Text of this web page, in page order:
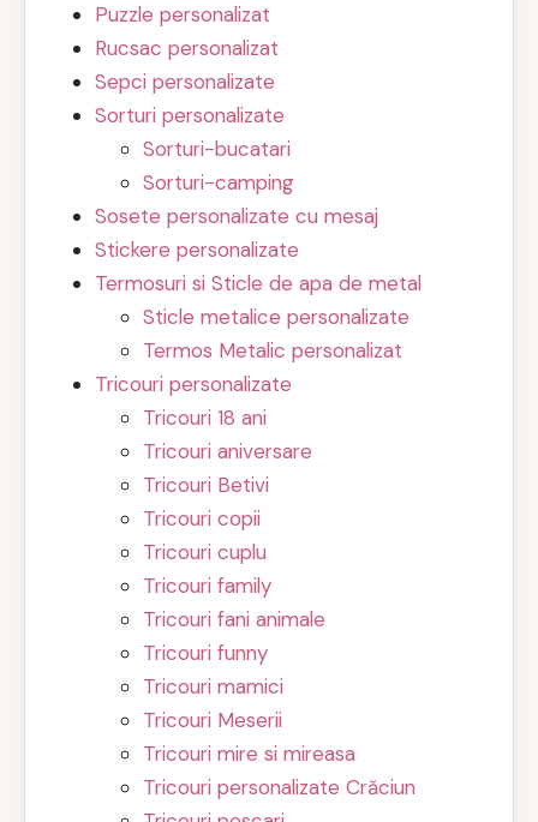
Puzzle personalizat
Rucsac personalizat
Sepci personalizate
Sorturi personalizate
Sorturi-bucatari
Sorturi-camping
Sosete personalizate cu mesaj
Stickere personalizate
Termosuri si Sticle de apa de metal
Sticle metalice personalizate
Termos Metalic personalizat
Tricouri personalizate
Tricouri 18 ani
Tricouri aniversare
Tricouri Betivi
Tricouri copii
Tricouri cuplu
Tricouri family
Tricouri fani animale
Tricouri funny
Tricouri mamici
Tricouri Meserii
Tricouri mire si mireasa
Tricouri personalizate Crăciun